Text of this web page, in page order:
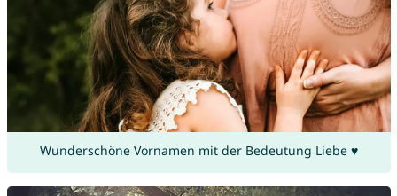
Wunderschöne Vornamen mit der Bedeutung Liebe ♥